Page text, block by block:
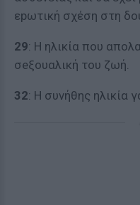
εpωτική σχέση στη
29: Η ηλικία που
σeξουαλική του ζωή.
32: Η συνήθης ηλικία